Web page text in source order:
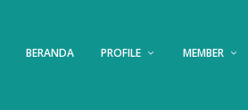
BERANDA PROFILE MEMBER